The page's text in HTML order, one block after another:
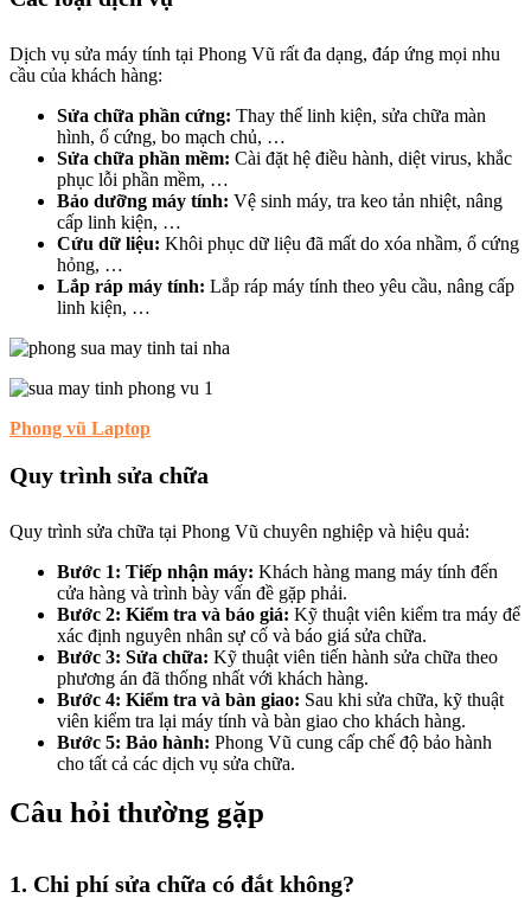
Dịch vụ sửa máy tính tại Phong Vũ rất đa dạng, đáp ứng mọi nhu
cầu của khách hàng:
Sửa chữa phần cứng: Thay thế linh kiện, sửa chữa màn
hình, ổ cứng, bo mạch chủ, …
Sửa chữa phần mềm: Cài đặt hệ điều hành, diệt virus, khắc
phục lỗi phần mềm, …
Bảo dưỡng máy tính: Vệ sinh máy, tra keo tản nhiệt, nâng
cấp linh kiện, …
Cứu dữ liệu: Khôi phục dữ liệu đã mất do xóa nhầm, ổ cứng
hỏng, …
Lắp ráp máy tính: Lắp ráp máy tính theo yêu cầu, nâng cấp
linh kiện, …
Phong vũ Laptop
Quy trình sửa chữa
Quy trình sửa chữa tại Phong Vũ chuyên nghiệp và hiệu quả:
Bước 1: Tiếp nhận máy: Khách hàng mang máy tính đến
cửa hàng và trình bày vấn đề gặp phải.
Bước 2: Kiểm tra và báo giá: Kỹ thuật viên kiểm tra máy để
xác định nguyên nhân sự cố và báo giá sửa chữa.
Bước 3: Sửa chữa: Kỹ thuật viên tiến hành sửa chữa theo
phương án đã thống nhất với khách hàng.
Bước 4: Kiểm tra và bàn giao: Sau khi sửa chữa, kỹ thuật
viên kiểm tra lại máy tính và bàn giao cho khách hàng.
Bước 5: Bảo hành: Phong Vũ cung cấp chế độ bảo hành
cho tất cả các dịch vụ sửa chữa.
Câu hỏi thường gặp
1. Chi phí sửa chữa có đắt không?